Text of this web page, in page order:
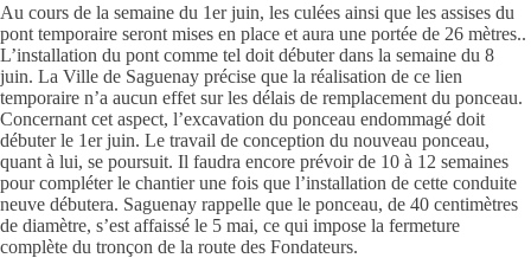
Au cours de la semaine du 1er juin, les culées ainsi que les assises du
pont temporaire seront mises en place et aura une portée de 26 mètres..
L’installation du pont comme tel doit débuter dans la semaine du 8
juin. La Ville de Saguenay précise que la réalisation de ce lien
temporaire n’a aucun effet sur les délais de remplacement du ponceau.
Concernant cet aspect, l’excavation du ponceau endommagé doit
débuter le 1er juin. Le travail de conception du nouveau ponceau,
quant à lui, se poursuit. Il faudra encore prévoir de 10 à 12 semaines
pour compléter le chantier une fois que l’installation de cette conduite
neuve débutera. Saguenay rappelle que le ponceau, de 40 centimètres
de diamètre, s’est affaissé le 5 mai, ce qui impose la fermeture
complète du tronçon de la route des Fondateurs.